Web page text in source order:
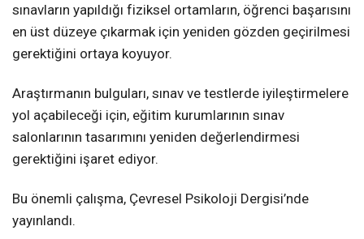
sınavların yapıldığı fiziksel ortamların, öğrenci başarısını
en üst düzeye çıkarmak için yeniden gözden geçirilmesi
gerektiğini ortaya koyuyor.
Araştırmanın bulguları, sınav ve testlerde iyileştirmelere
yol açabileceği için, eğitim kurumlarının sınav
salonlarının tasarımını yeniden değerlendirmesi
gerektiğini işaret ediyor.
Bu önemli çalışma, Çevresel Psikoloji Dergisi’nde
yayınlandı.